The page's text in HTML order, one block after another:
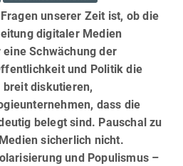
unserer Zeit ist, ob die
digitaler Medien
Schwächung der
und Politik die
breit diskutieren,
dass die
belegt sind. Pauschal zu
sicherlich nicht.
und Populismus –